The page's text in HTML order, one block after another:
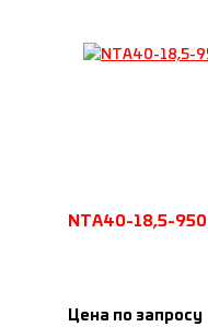
NTA40-18,5-950
Цена по запросу